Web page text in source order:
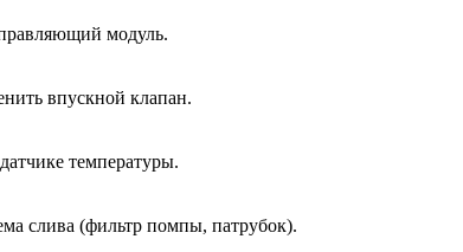
модуль.
впускной клапан.
температуры.
слива (фильтр помпы, патрубок).